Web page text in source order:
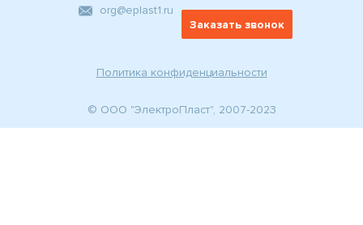
Политика конфиденциальности
org@eplast1.ru
Заказать звонок
© ООО "ЭлектроПласт", 2007-2023